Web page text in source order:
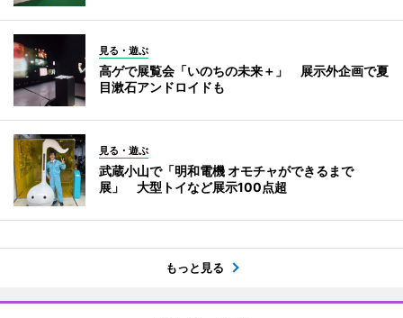
見る・遊ぶ
高ゲで展覧会「いのちの未来＋」 展示外企画で夏
目漱石アンドロイドも
見る・遊ぶ
武蔵小山で「明和電機 オモチャができるまで
展」 大型トイなど展示100点超
もっと見る